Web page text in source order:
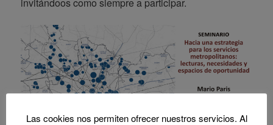
Las cookies nos permiten ofrecer nuestros servicios. Al